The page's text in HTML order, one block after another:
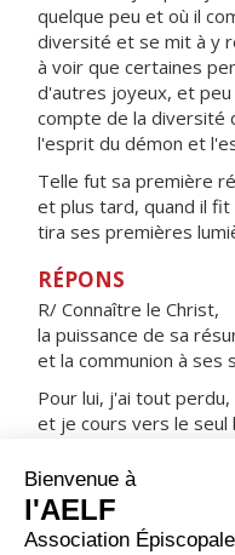
quelque peu et où il
diversité et se mit à y
à voir que certaines
d'autres joyeux, et
compte de la diversité
l'esprit du démon et
Telle fut sa première
et plus tard, quand il fit
tira ses premières
RÉPONS
R/ Connaître le Christ,
la puissance de sa
et la communion à ses
Pour lui, j'ai tout perdu,
et je cours vers le seul
de tout mon élan, je
ORAISON